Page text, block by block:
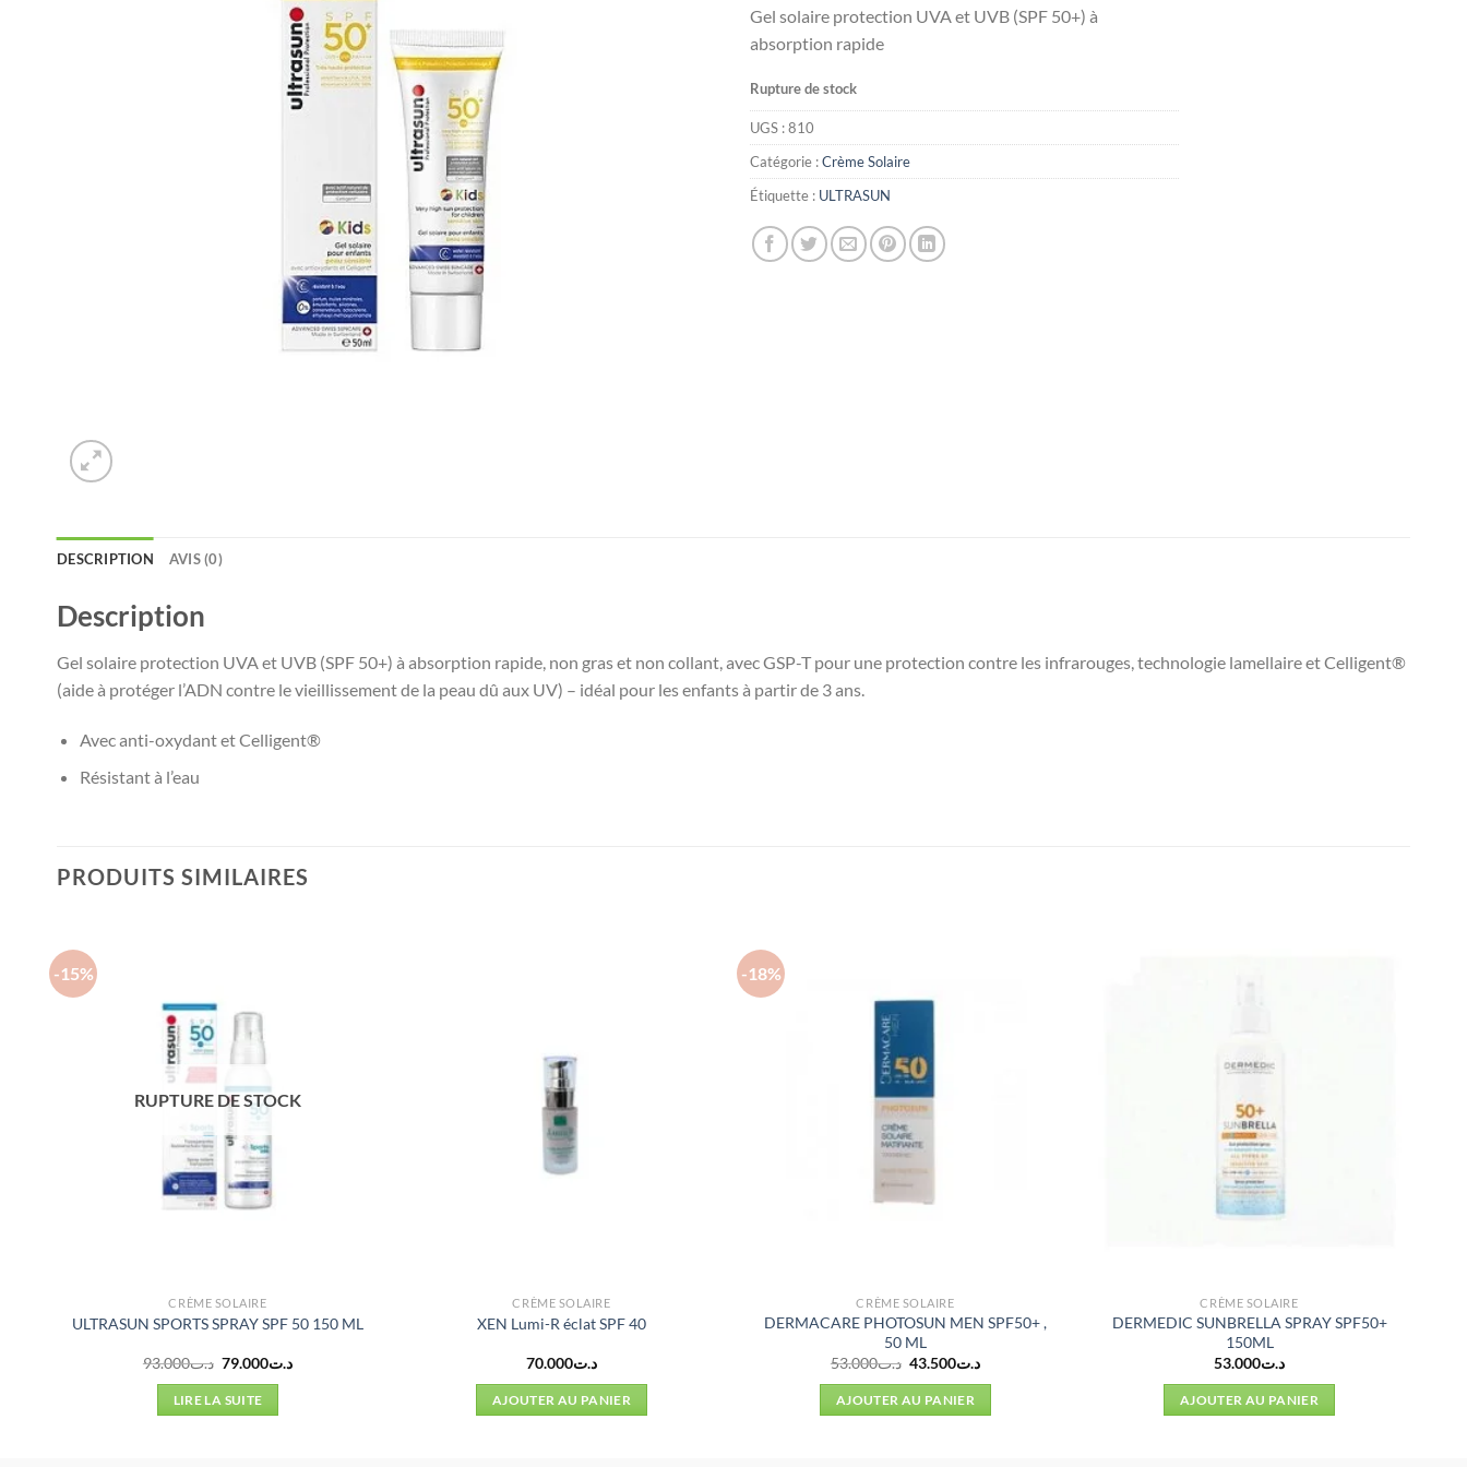
initial
était :
actuel
Gel solaire protection UVA et UVB (SPF 50+) à
absorption rapide
Rupture de stock
UGS :810
Catégorie :Crème Solaire
Étiquette : ULTRASUN
DESCRIPTION AVIS (0)
Description
Gel solaire protection UVA et UVB (SPF 50+) à absorption rapide, non gras et non collant, avec GSP-T pour une protection contre les infrarouges, technologie lamellaire et Celligent®
(aide à protéger l’ADN contre le vieillissement de la peau dû aux UV) – idéal pour les enfants à partir de 3 ans.
Avec anti-oxydant et Celligent®
Résistant à l’eau
PRODUITS SIMILAIRES
-15%
RUPTURE DE STOCK
CRÈME SOLAIRE
ULTRASUN SPORTS SPRAY SPF 50 150 ML
د.ت93.000
Le
initial
était :
د.ت79.000
Le
LIRE LA SUITE
CRÈME SOLAIRE
XEN Lumi-R éclat SPF 40
د.ت70.000
AJOUTER AU PANIER
-18%
CRÈME SOLAIRE
DERMACARE PHOTOSUN MEN SPF50+ ,
50 ML
د.ت53.000
Le
initial
était :
د.ت43.500
Le
AJOUTER AU PANIER
CRÈME SOLAIRE
DERMEDIC SUNBRELLA SPRAY SPF50+
150ML
د.ت53.000
AJOUTER AU PANIER